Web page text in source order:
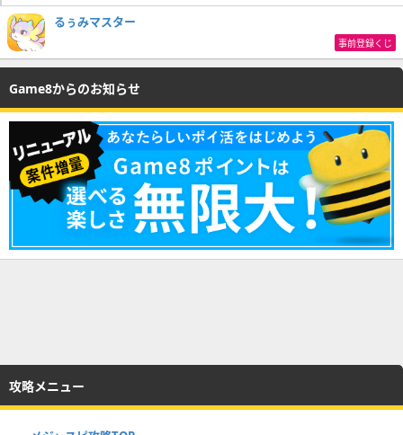
るぅみマスター
事前登録くじ
Game8からのお知らせ
攻略メニュー